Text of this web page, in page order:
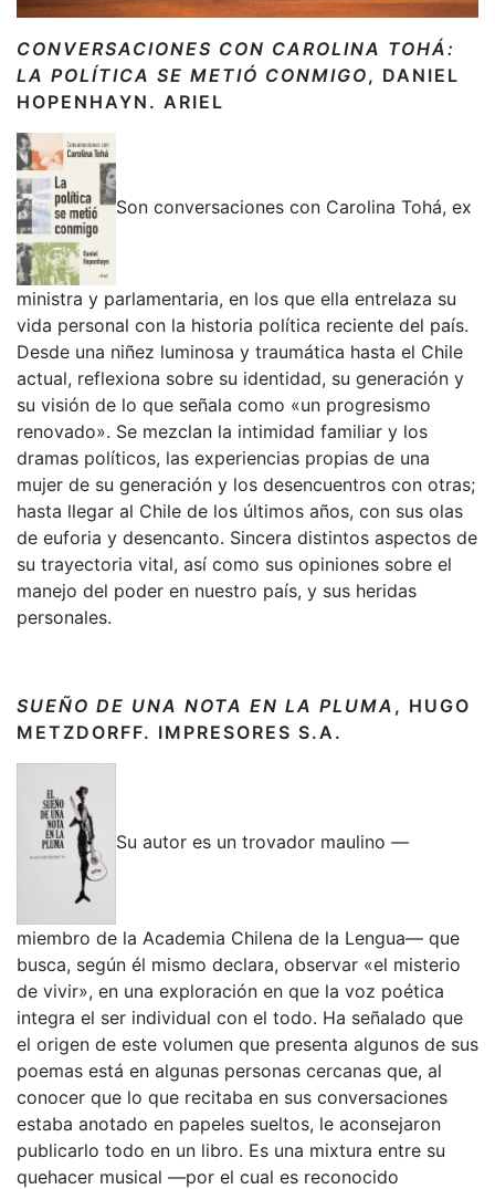
CONVERSACIONES CON CAROLINA TOHÁ:
LA POLÍTICA SE METIÓ CONMIGO, DANIEL
HOPENHAYN. ARIEL
Son conversaciones con Carolina Tohá, ex
ministra y parlamentaria, en los que ella entrelaza su
vida personal con la historia política reciente del país.
Desde una niñez luminosa y traumática hasta el Chile
actual, reflexiona sobre su identidad, su generación y
su visión de lo que señala como «un progresismo
renovado». Se mezclan la intimidad familiar y los
dramas políticos, las experiencias propias de una
mujer de su generación y los desencuentros con otras;
hasta llegar al Chile de los últimos años, con sus olas
de euforia y desencanto. Sincera distintos aspectos de
su trayectoria vital, así como sus opiniones sobre el
manejo del poder en nuestro país, y sus heridas
personales.
SUEÑO DE UNA NOTA EN LA PLUMA , HUGO
METZDORFF. IMPRESORES S.A.
Su autor es un trovador maulino —
miembro de la Academia Chilena de la Lengua— que
busca, según él mismo declara, observar «el misterio
de vivir», en una exploración en que la voz poética
integra el ser individual con el todo. Ha señalado que
el origen de este volumen que presenta algunos de sus
poemas está en algunas personas cercanas que, al
conocer que lo que recitaba en sus conversaciones
estaba anotado en papeles sueltos, le aconsejaron
publicarlo todo en un libro. Es una mixtura entre su
quehacer musical —por el cual es reconocido